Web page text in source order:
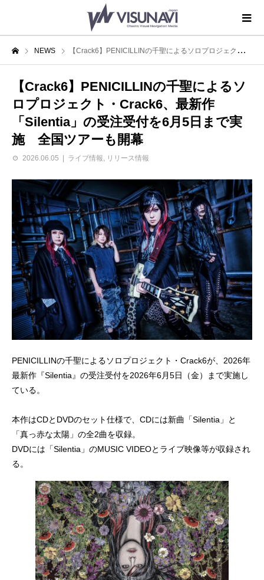
NEWS 【Crack6】PENICILLINの千聖によるソロプロジェクト・Crack6、最新作「Silentia」の受注受付を6月5日まで実施 全国ツアーも開幕
【Crack6】PENICILLINの千聖によるソ
ロプロジェクト・Crack6、最新作
「Silentia」の受注受付を6月5日まで実
施 全国ツアーも開幕
2026.06.05 ライブ情報 リリース情報
PENICILLINの千聖によるソロプロジェクト・Crack6が、2026年
最新作『Silentia』の受注受付を2026年6月5日（金）まで実施し
ている。
本作はCDとDVDのセット仕様で、CDには新曲「Silentia」と
「真っ赤な太陽」の全2曲を収録。
DVDには「Silentia」のMUSIC VIDEOとライブ映像等が収録され
る。